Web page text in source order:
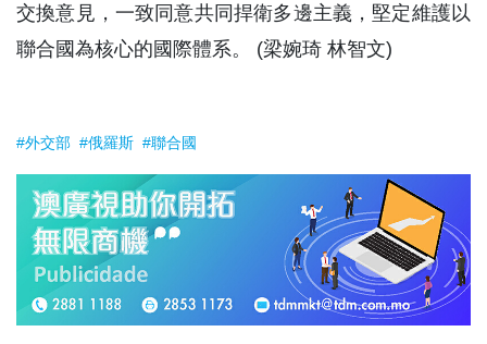
交換意見，一致同意共同捍衛多邊主義，堅定維護以
聯合國為核心的國際體系。 (梁婉琦 林智文)
#外交部 #俄羅斯 #聯合國